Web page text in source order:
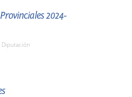
2024-
Diputación